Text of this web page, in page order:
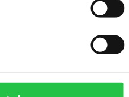
30, 28045 - Madrid